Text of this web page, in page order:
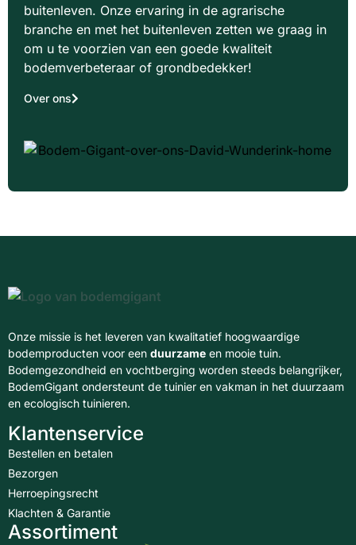
buitenleven. Onze ervaring in de agrarische
branche en met het buitenleven zetten we graag in
om u te voorzien van een goede kwaliteit
bodemverbeteraar of grondbedekker!
Over ons
Onze missie is het leveren van kwalitatief hoogwaardige
bodemproducten voor een duurzame en mooie tuin.
Bodemgezondheid en vochtberging worden steeds belangrijker,
BodemGigant ondersteunt de tuinier en vakman in het duurzaam
en ecologisch tuinieren.
Klantenservice
Bestellen en betalen
Bezorgen
Herroepingsrecht
Klachten & Garantie
Assortiment